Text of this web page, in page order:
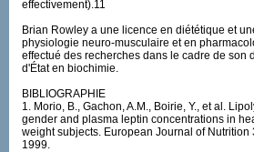
effectivement).11
Brian Rowley a une licence en diététique et
physiologie neuro-musculaire et en
effectué des recherches dans le cadre de son
d'État en biochimie.
BIBLIOGRAPHIE
1. Morio, B., Gachon, A.M., Boirie, Y., et al.
gender and plasma leptin concentrations in
weight subjects. European Journal of Nutrition
1999.